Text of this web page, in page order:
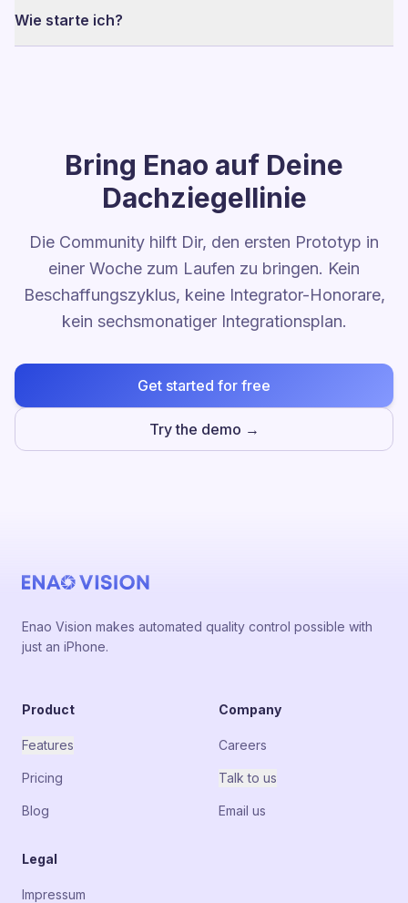
Wie starte ich?
Bring Enao auf Deine
Dachziegellinie
Die Community hilft Dir, den ersten Prototyp in
einer Woche zum Laufen zu bringen. Kein
Beschaffungszyklus, keine Integrator-Honorare,
kein sechsmonatiger Integrationsplan.
Get started for free
Try the demo →
Enao Vision makes automated quality control possible with
just an iPhone.
Product
Features
Pricing
Blog
Company
Careers
Talk to us
Email us
Legal
Impressum